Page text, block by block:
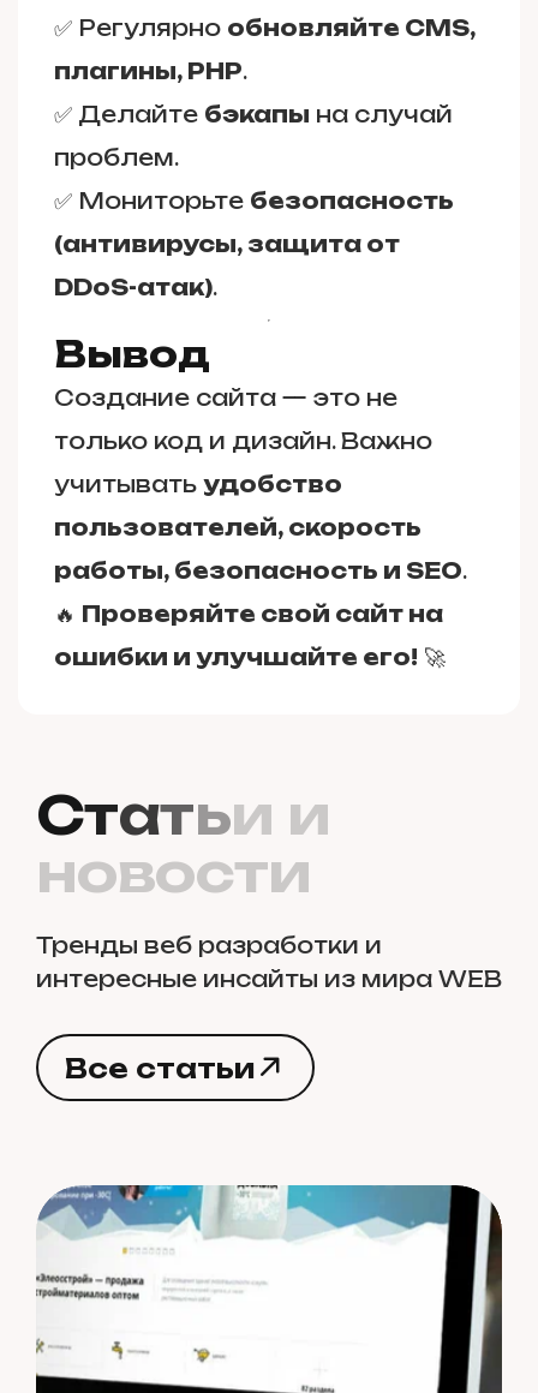
✅ Регулярно обновляйте CMS,
плагины, PHP.
✅ Делайте бэкапы на случай
проблем.
✅ Мониторьте безопасность
(антивирусы, защита от
DDoS-атак).
Вывод
Создание сайта — это не
только код и дизайн. Важно
учитывать удобство
пользователей, скорость
работы, безопасность и SEO.
🔥 Проверяйте свой сайт на
ошибки и улучшайте его! 🚀
Статьи и
новости
Тренды веб разработки и
интересные инсайты из мира WEB
Все статьи
Все статьи